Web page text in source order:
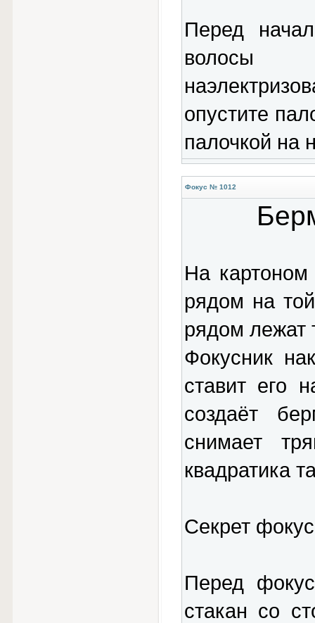
Перед
волосы
опустите
палочкой на
Фокус № 1012
На картоном
рядом на
рядом лежат
Фокусник
ставит его
создаёт
снимает
квадратика
Секрет
Перед
стакан со